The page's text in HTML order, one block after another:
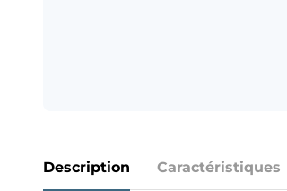
Description Caractéristiques